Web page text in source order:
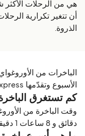
هي من الرحلات الأكثر
أن تتغير تكرارية
الذروة.
الأسبوع وتقدّمها Buquebus & Colonia Express.
كم تستغرق الباخرة
دقائق و 8 ساعات 1 دقيقة حسب خط الرحلة، المشغّل، والسفينة.